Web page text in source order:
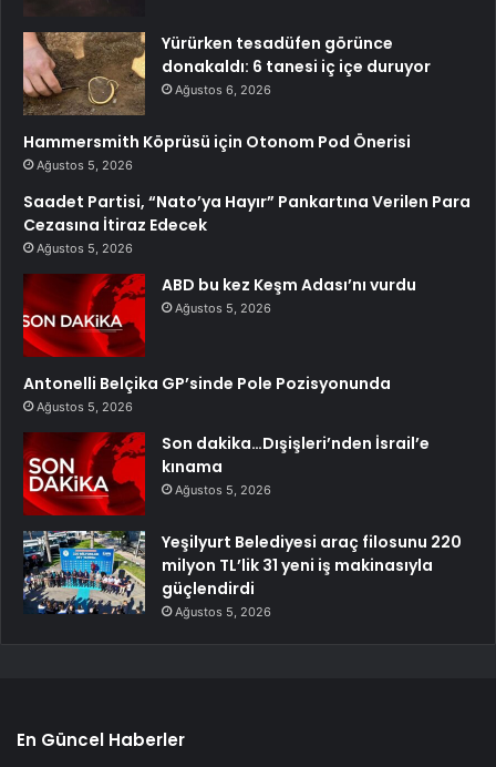
Yürürken tesadüfen görünce
donakaldı: 6 tanesi iç içe duruyor
Ağustos 6, 2026
Hammersmith Köprüsü için Otonom Pod Önerisi
Ağustos 5, 2026
Saadet Partisi, “Nato’ya Hayır” Pankartına Verilen Para
Cezasına İtiraz Edecek
Ağustos 5, 2026
ABD bu kez Keşm Adası’nı vurdu
Ağustos 5, 2026
Antonelli Belçika GP’sinde Pole Pozisyonunda
Ağustos 5, 2026
Son dakika…Dışişleri’nden İsrail’e
kınama
Ağustos 5, 2026
Yeşilyurt Belediyesi araç filosunu 220
milyon TL’lik 31 yeni iş makinasıyla
güçlendirdi
Ağustos 5, 2026
En Güncel Haberler